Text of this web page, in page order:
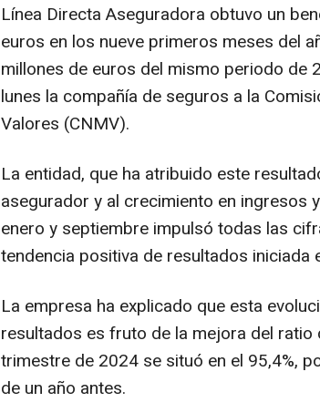
Línea Directa Aseguradora obtuvo un
euros en los nueve primeros meses del
millones de euros del mismo periodo de
lunes la compañía de seguros a la
Valores (CNMV).
La entidad, que ha atribuido este
asegurador y al crecimiento en ingresos
enero y septiembre impulsó todas las
tendencia positiva de resultados iniciada
La empresa ha explicado que esta
resultados es fruto de la mejora del
trimestre de 2024 se situó en el 95,4%,
de un año antes.